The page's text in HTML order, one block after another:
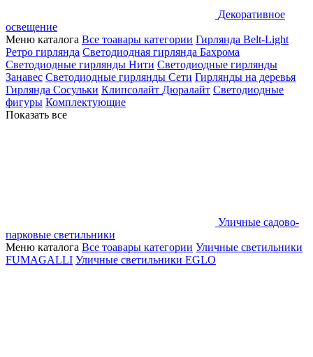
Декоративное
освещение
Меню каталога Все тоавары категории Гирлянда Belt-Light
Ретро гирлянда Светодиодная гирлянда Бахрома
Светодиодные гирлянды Нити Светодиодные гирлянды
Занавес Светодиодные гирлянды Сети Гирлянды на деревья
Гирлянда Сосульки Клипсолайт Дюралайт Светодиодные
фигуры Комплектующие
Показать все
Уличные садово-
парковые светильники
Меню каталога Все тоавары категории Уличные светильники
FUMAGALLI Уличные светильники EGLO